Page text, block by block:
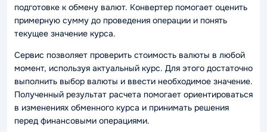
подготовке к обмену валют. Конвертер помогает оценить
примерную сумму до проведения операции и понять
текущее значение курса.
Сервис позволяет проверить стоимость валюты в любой
момент, используя актуальный курс. Для этого достаточно
выполнить выбор валюты и ввести необходимое значение.
Полученный результат расчета помогает ориентироваться
в изменениях обменного курса и принимать решения
перед финансовыми операциями.